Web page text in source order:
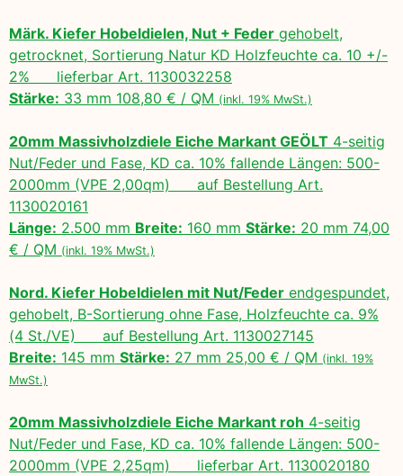
Märk. Kiefer Hobeldielen, Nut + Feder gehobelt,
getrocknet, Sortierung Natur KD Holzfeuchte ca. 10 +/-
2% lieferbar Art. 1130032258
Stärke: 33 mm 108,80 € / QM (inkl. 19% MwSt.)
20mm Massivholzdiele Eiche Markant GEÖLT 4-seitig
Nut/Feder und Fase, KD ca. 10% fallende Längen: 500-
2000mm (VPE 2,00qm) auf Bestellung Art.
1130020161
Länge: 2.500 mm Breite: 160 mm Stärke: 20 mm 74,00
€ / QM (inkl. 19% MwSt.)
Nord. Kiefer Hobeldielen mit Nut/Feder endgespundet,
gehobelt, B-Sortierung ohne Fase, Holzfeuchte ca. 9%
(4 St./VE) auf Bestellung Art. 1130027145
Breite: 145 mm Stärke: 27 mm 25,00 € / QM (inkl. 19%
MwSt.)
20mm Massivholzdiele Eiche Markant roh 4-seitig
Nut/Feder und Fase, KD ca. 10% fallende Längen: 500-
2000mm (VPE 2,25qm) lieferbar Art. 1130020180